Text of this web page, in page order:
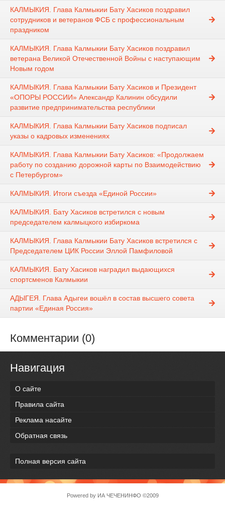
КАЛМЫКИЯ. Глава Калмыкии Бату Хасиков поздравил
сотрудников и ветеранов ФСБ с профессиональным
праздником
КАЛМЫКИЯ. Глава Калмыкии Бату Хасиков поздравил
ветерана Великой Отечественной Войны с наступающим
Новым годом
КАЛМЫКИЯ. Глава Калмыкии Бату Хасиков и Президент
«ОПОРЫ РОССИИ» Александр Калинин обсудили
развитие предпринимательства республики
КАЛМЫКИЯ. Глава Калмыкии Бату Хасиков подписал
указы о кадровых изменениях
КАЛМЫКИЯ. Глава Калмыкии Бату Хасиков: «Продолжаем
работу по созданию дорожной карты по Взаимодействию
с Петербургом»
КАЛМЫКИЯ. Итоги съезда «Единой России»
КАЛМЫКИЯ. Бату Хасиков встретился с новым
председателем калмыцкого избиркома
КАЛМЫКИЯ. Глава Калмыкии Бату Хасиков встретился с
Председателем ЦИК России Эллой Памфиловой
КАЛМЫКИЯ. Бату Хасиков наградил выдающихся
спортсменов Калмыкии
АДЫГЕЯ. Глава Адыгеи вошёл в состав высшего совета
партии «Единая Россия»
Комментарии (0)
Навигация
О сайте
Правила сайта
Реклама насайте
Обратная связь
Полная версия сайта
Powered by ИА ЧЕЧЕНИНФО ©2009